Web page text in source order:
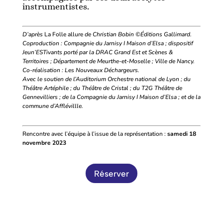
instrumentistes.
D’après La Folle allurede Christian Bobin ©Éditions Gallimard.
Coproduction : Compagnie du Jarnisy I Maison d’Elsa ; dispositif
Jeun’ESTivants porté par la DRAC Grand Est et Scènes &
Territoires ; Département de Meurthe-et-Moselle ; Ville de Nancy.
Co-réalisation : Les Nouveaux Déchargeurs.
Avec le soutien de l’Auditorium Orchestre national de Lyon ; du
Théâtre Artéphile ; du Théâtre de Cristal ; du T2G Théâtre de
Gennevilliers ; de la Compagnie du Jarnisy I Maison d’Elsa ; et de la
commune d’Afflévillle.
Rencontre avec l’équipe à l’issue de la représentation : samedi 18
novembre 2023
Réserver